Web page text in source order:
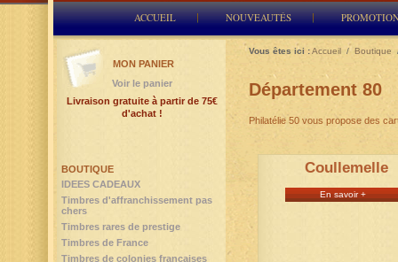
ACCUEIL NOUVEAUTÉS
Vous êtes ici :Accueil / Boutique
Département 80
Philatélie 50 vous propose des
Coullemelle
En savoir +
BOUTIQUE
IDEES CADEAUX
Timbres d'affranchissement pas
chers
Timbres rares de prestige
Timbres de France
Timbres de colonies françaises
MON PANIER
Voir le panier
Livraison gratuite à partir de 75€
d'achat !